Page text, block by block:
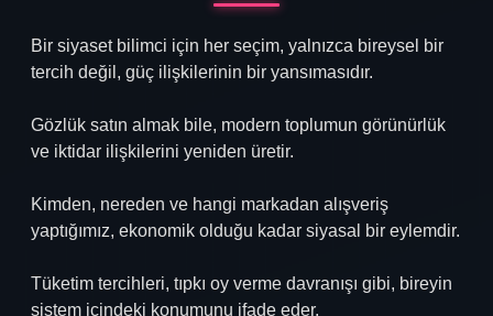
Bir siyaset bilimci için her seçim, yalnızca bireysel bir
tercih değil, güç ilişkilerinin bir yansımasıdır.
Gözlük satın almak bile, modern toplumun görünürlük
ve iktidar ilişkilerini yeniden üretir.
Kimden, nereden ve hangi markadan alışveriş
yaptığımız, ekonomik olduğu kadar siyasal bir eylemdir.
Tüketim tercihleri, tıpkı oy verme davranışı gibi, bireyin
sistem içindeki konumunu ifade eder.